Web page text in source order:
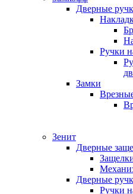
Дверные
Ручки
Замки
Зенит
Дверные
Дверные
Ручки